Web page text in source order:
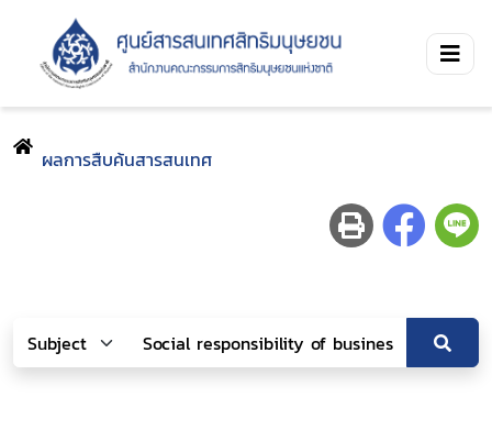
ผลการสืบค้นสารสนเทศ